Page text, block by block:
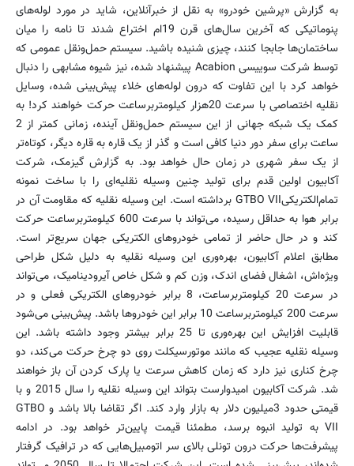
به گزارش «پرشین خودرو» به نقل از خبرآنلاین، شاید در مورد لوله‌های
پنوماتیکی که آخرین سال‌های قرن 19ام اختراع شدند تا نامه را میان
ساختمان‌ها جابجا کنند، چیزی شنیده باشید. سیستم حمل‌ونقل عمومی که
توسط شرکت سوییسی Acabion پیشنهاد شده، نیز شیوه مشابهی را دنبال
خواهد کرد با این تفاوت که درون لوله‌های خلاء پیش‌بینی شده، وسایل
نقلیه اختصاصی با سرعت 20هزار کیلومتربرساعت حرکت خواهند کرد! به
کمک یک شبکه جهانی از این سیستم حمل‌و‌نقل آینده، زمانی کمتر از 2
ساعت برای سفر دور دنیا کافی است و گذر از یک قاره به قاره دیگر، کوتاه‌تر
از یک سفر شهری در زمان حال خواهد بود. به گزارش گیزمک، شرکت
آکابیون اولین قدم برای تولید چنین وسیله نقلیه‌ای را با ساخت نمونه
تمام‌الکتریکیGTBO VII برداشته است. این وسیله نقلیه که مقاومت آن در
برابر هوا به حداقل رسیده، می‌تواند با سرعت 600 کیلومتربرساعت حرکت
کند و در حال حاضر از تمامی خودروهای الکتریکی جهان سریع‌تر است.
مطابق اعلام آکابیون، بهره‌وری این وسیله نقلیه به دلیل شکل طراحی
ویژه‌اش، اشغال فضای اندک، وزن کم و شکل خاص آیرودینامیک، می‌تواند
در سرعت 20 کیلومتربرساعت، 8 برابر خودروهای الکتریکی فعلی و در
سرعت 200 کیلومتربرساعت 10 برابر این خودروها باشد. پیش‌بینی می‌شود
قابلیت افزایش این بهره‌وری تا 25 برابر بیشتر وجود داشته باشد. این
وسیله نقلیه عجیب که مانند موتورسیکلت روی دو چرخ حرکت می‌کند، دو
چرخ کناری نیز دارد که زمان کاهش سرعت یا پارک کردن آن باز خواهند
شد. شرکت آکابیون امیدوارست بتواند این وسیله نقلیه را سال 2015 و با
قیمتی حدود 3میلیون دلار به بازار وارد کند. اگر تقاضا بالا باشد و GTBO
VII به تولید انبوه برسد، مطمئنا قیمت پایین‌تر خواهد بود. در ادامه
پیشرفت‌ها حرکت درون تونلی بالای سر اتومبیل‌هایی که در ترافیک گرفتار